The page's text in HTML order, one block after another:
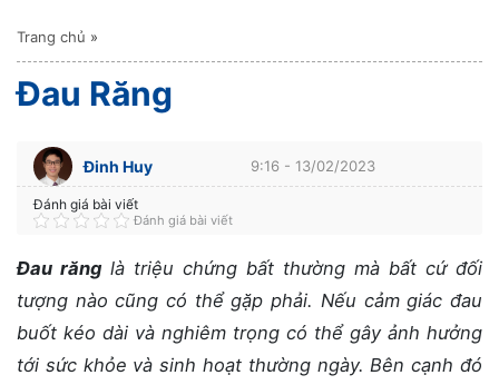
Trang chủ »
Đau Răng
Đinh Huy 9:16 - 13/02/2023
Đánh giá bài viết
Đánh giá bài viết
Đau răng là triệu chứng bất thường mà bất cứ đối
tượng nào cũng có thể gặp phải. Nếu cảm giác đau
buốt kéo dài và nghiêm trọng có thể gây ảnh hưởng
tới sức khỏe và sinh hoạt thường ngày. Bên cạnh đó